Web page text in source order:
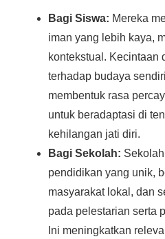
Bagi Siswa: Mereka
iman yang lebih kaya,
kontekstual. Kecintaan
terhadap budaya
membentuk rasa
untuk beradaptasi di
kehilangan jati diri.
Bagi Sekolah:
pendidikan yang unik,
masyarakat lokal, dan
pada pelestarian serta
Ini meningkatkan